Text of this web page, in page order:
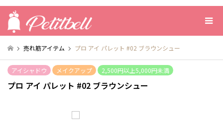
売れ筋アイテム プロ アイ パレット #02 ブラウンシュー
アイシャドウ メイクアップ 2,500円以上5,000円未満
プロ アイ パレット #02 ブラウンシュー